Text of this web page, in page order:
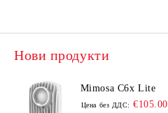
Нови продукти
Mimosa C6x Lite
Цена без ДДС: €105.00